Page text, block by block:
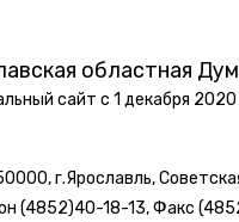
областная
сайт с 1 декабря 2020
г.Ярославль,
(4852)40-18-13, Факс